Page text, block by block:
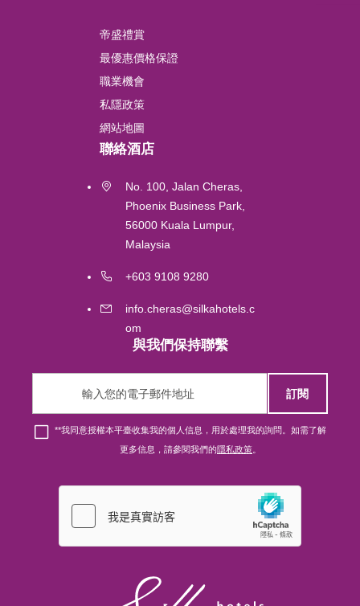
Lushan
Labuan
Gold Coast
Melbourne
London
吉隆坡
帝盛禮賞
最優惠價格保證
職業機會
私隱政策
網站地圖
聯絡酒店
No. 100, Jalan Cheras,
Phoenix Business Park,
56000 Kuala Lumpur,
Malaysia
+603 9108 9280
info.cheras@silkahotels.c
om
與我們保持聯繫
訂閱
**我同意授權本平臺收集我的個人信息，用於處理我的詢問。如需了解
更多信息，請參閱我們的隱私政策